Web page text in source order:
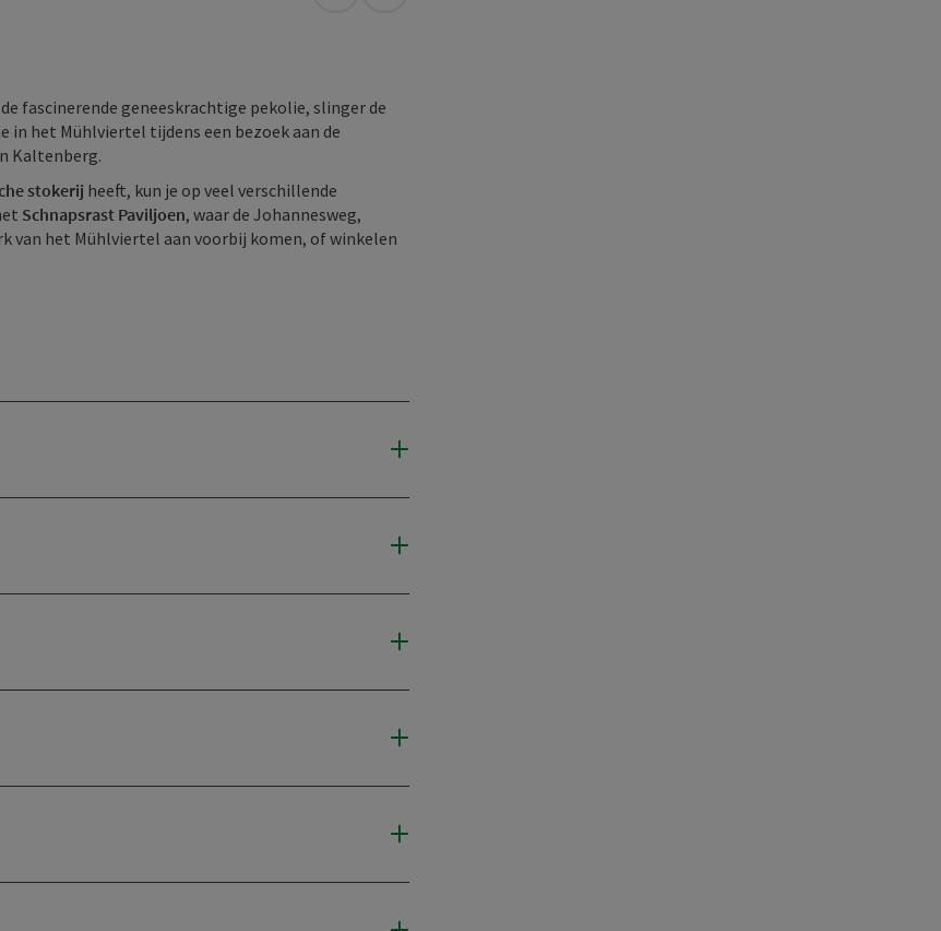
fascinerende geneeskrachtige pekolie, slinger de
het Mühlviertel tijdens een bezoek aan de
Kaltenberg.
stokerij heeft, kun je op veel verschillende
Schnapsrast Paviljoen, waar de Johannesweg,
van het Mühlviertel aan voorbij komen, of winkelen